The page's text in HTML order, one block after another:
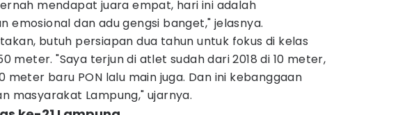
mendapat juara empat, hari ini adalah
emosional dan adu gengsi banget," jelasnya.
butuh persiapan dua tahun untuk fokus di kelas
meter. "Saya terjun di atlet sudah dari 2018 di 10 meter,
meter baru PON lalu main juga. Dan ini kebanggaan
masyarakat Lampung," ujarnya.